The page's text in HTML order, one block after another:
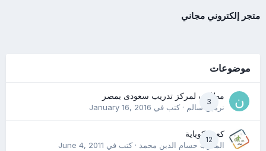
متجر إلكتروني مجاني
موضوعات
3
مطلوب لمركز تدريب سعودى بمصر
نرمين سالم· كتب في January 16, 2016
12
كعب كوباية
المدرب حسام الدين محمد· كتب في June 4, 2011